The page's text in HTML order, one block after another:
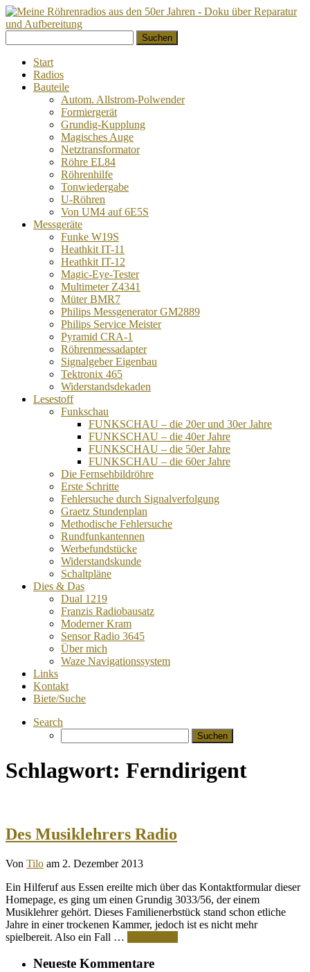
zum
Inhalt
nach:
Start
Radios
Bauteile
Autom. Allstrom-Polwender
Formiergerät
Grundig-Kupplung
Magisches Auge
Netztransformator
Röhre EL84
Röhrenhilfe
Tonwiedergabe
U-Röhren
Von UM4 auf 6E5S
Messgeräte
Funke W19S
Heathkit IT-11
Heathkit IT-12
Magic-Eye-Tester
Multimeter Z4341
Müter BMR7
Philips Messgenerator GM2889
Philips Service Meister
Pyramid CRA-1
Röhrenmessadapter
Signalgeber Eigenbau
Tektronix 465
Widerstandsdekaden
Lesestoff
Funkschau
FUNKSCHAU – die 20er und 30er Jahre
FUNKSCHAU – die 40er Jahre
FUNKSCHAU – die 50er Jahre
FUNKSCHAU – die 60er Jahre
Die Fernsehbildröhre
Erste Schritte
Fehlersuche durch Signalverfolgung
Graetz Stundenplan
Methodische Fehlersuche
Rundfunkantennen
Werbefundstücke
Widerstandskunde
Schaltpläne
Dies & Das
Dual 1219
Franzis Radiobausatz
Moderner Kram
Sensor Radio 3645
Über mich
Waze Navigationssystem
Links
Kontakt
Biete/Suche
Search
nach:
Schlagwort: Ferndirigent
Des Musiklehrers Radio
Von Tilo am 2. Dezember 2013
Ein Hilferuf aus Essen ereilte mich über das Kontaktformular dieser
Homepage, es ging um einen Grundig 3033/56, der einem
Musiklehrer gehört. Dieses Familienerbstück stand schon etliche
Jahre in einer trockenen Kammer, jedoch ist es nicht mehr
spielbereit. Also ein Fall …
Neueste Kommentare